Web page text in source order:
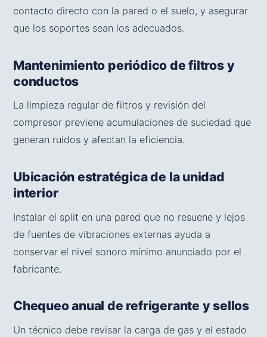
contacto directo con la pared o el suelo, y asegurar
que los soportes sean los adecuados.
Mantenimiento periódico de filtros y
conductos
La limpieza regular de filtros y revisión del
compresor previene acumulaciones de suciedad que
generan ruidos y afectan la eficiencia.
Ubicación estratégica de la unidad
interior
Instalar el split en una pared que no resuene y lejos
de fuentes de vibraciones externas ayuda a
conservar el nivel sonoro mínimo anunciado por el
fabricante.
Chequeo anual de refrigerante y sellos
Un técnico debe revisar la carga de gas y el estado